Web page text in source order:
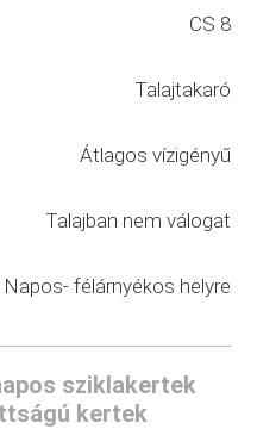
CS 8
Talajtakaró
Átlagos vízigényű
Talajban nem válogat
Napos- félárnyékos helyre
sziklakertek
kertek